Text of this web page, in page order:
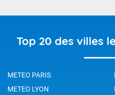
Top 20 des villes
METEO PARIS
METEO LYON